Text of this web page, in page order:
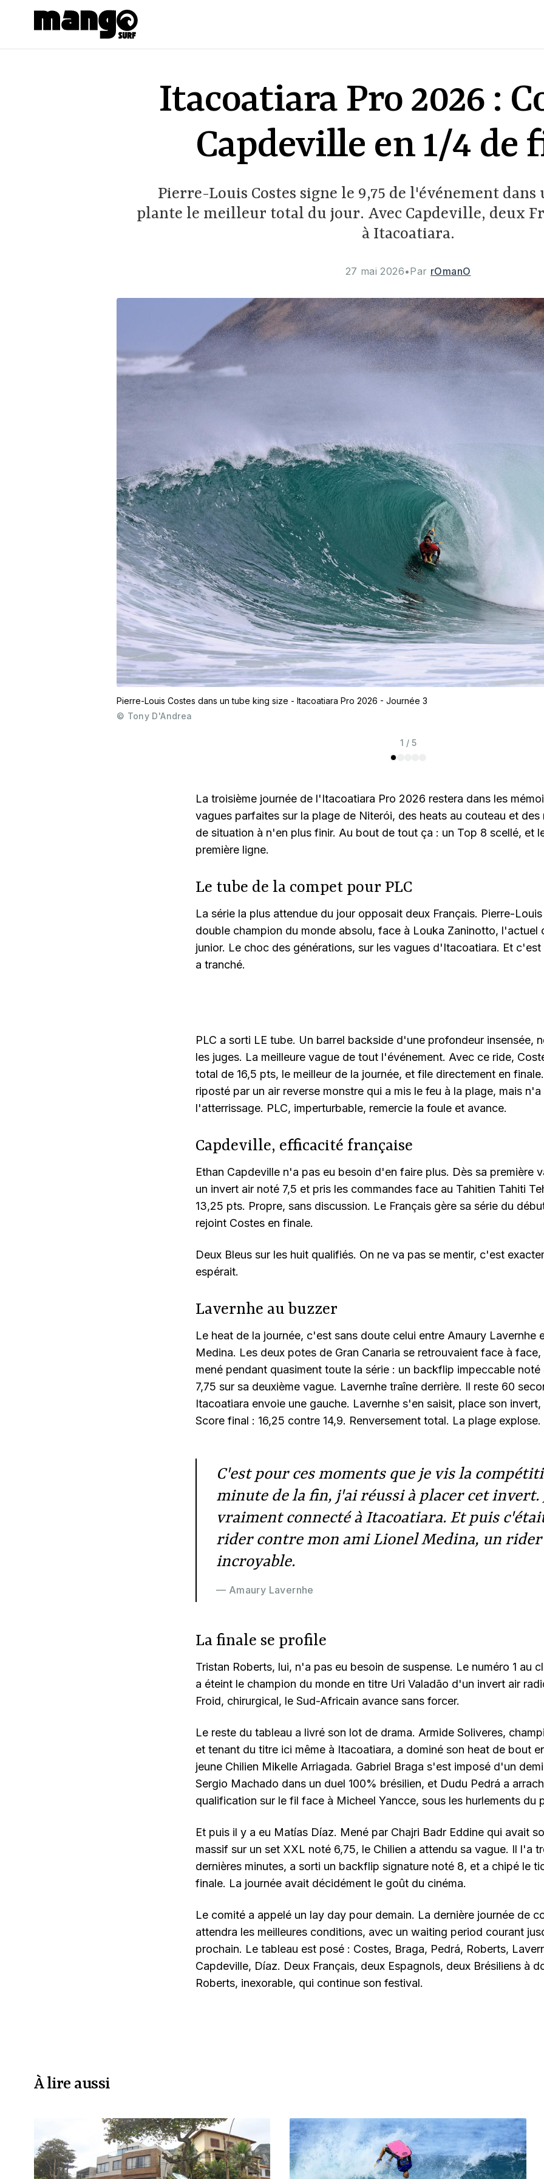
Aller au contenu principal
Itacoatiara Pro 2026 :
Capdeville en 1/4 de
Pierre-Louis Costes signe le 9,75 de l'événement
plante le meilleur total du jour. Avec Capdeville, deux
à Itacoatiara.
27 mai 2026•Par rOmanO
Pierre-Louis Costes dans un tube king size - Itacoatiara Pro 2026 - Journée 3
© Tony D'Andrea
1 / 5
La troisième journée de l'Itacoatiara Pro 2026 restera dans les
vagues parfaites sur la plage de Niterói, des heats au couteau et des
de situation à n'en plus finir. Au bout de tout ça : un Top 8 scellé, et
première ligne.
Le tube de la compet pour PLC
La série la plus attendue du jour opposait deux Français. Pierre-
double champion du monde absolu, face à Louka Zaninotto, l'actuel
junior. Le choc des générations, sur les vagues d'Itacoatiara. Et c'est
a tranché.
PLC a sorti LE tube. Un barrel backside d'une profondeur insensée,
les juges. La meilleure vague de tout l'événement. Avec ce ride,
total de 16,5 pts, le meilleur de la journée, et file directement en
riposté par un air reverse monstre qui a mis le feu à la plage, mais
l'atterrissage. PLC, imperturbable, remercie la foule et avance.
Capdeville, efficacité française
Ethan Capdeville n'a pas eu besoin d'en faire plus. Dès sa première
un invert air noté 7,5 et pris les commandes face au Tahitien Tahiti
13,25 pts. Propre, sans discussion. Le Français gère sa série du
rejoint Costes en finale.
Deux Bleus sur les huit qualifiés. On ne va pas se mentir, c'est
espérait.
Lavernhe au buzzer
Le heat de la journée, c'est sans doute celui entre Amaury Lavernhe
Medina. Les deux potes de Gran Canaria se retrouvaient face à
mené pendant quasiment toute la série : un backflip impeccable noté
7,75 sur sa deuxième vague. Lavernhe traîne derrière. Il reste 60
Itacoatiara envoie une gauche. Lavernhe s'en saisit, place son invert,
Score final : 16,25 contre 14,9. Renversement total. La plage explose.
C'est pour ces moments que je vis la
minute de la fin, j'ai réussi à placer cet invert.
vraiment connecté à Itacoatiara. Et puis
rider contre mon ami Lionel Medina, un rider
incroyable.
— Amaury Lavernhe
La finale se profile
Tristan Roberts, lui, n'a pas eu besoin de suspense. Le numéro 1 au
a éteint le champion du monde en titre Uri Valadão d'un invert air
Froid, chirurgical, le Sud-Africain avance sans forcer.
Le reste du tableau a livré son lot de drama. Armide Soliveres,
et tenant du titre ici même à Itacoatiara, a dominé son heat de bout
jeune Chilien Mikelle Arriagada. Gabriel Braga s'est imposé d'un
Sergio Machado dans un duel 100% brésilien, et Dudu Pedrá a
qualification sur le fil face à Micheel Yancce, sous les hurlements du
Et puis il y a eu Matías Díaz. Mené par Chajri Badr Eddine qui avait
massif sur un set XXL noté 6,75, le Chilien a attendu sa vague. Il l'a
dernières minutes, a sorti un backflip signature noté 8, et a chipé le
finale. La journée avait décidément le goût du cinéma.
Le comité a appelé un lay day pour demain. La dernière journée de
attendra les meilleures conditions, avec un waiting period courant
prochain. Le tableau est posé : Costes, Braga, Pedrá, Roberts,
Capdeville, Díaz. Deux Français, deux Espagnols, deux Brésiliens à
Roberts, inexorable, qui continue son festival.
À lire aussi